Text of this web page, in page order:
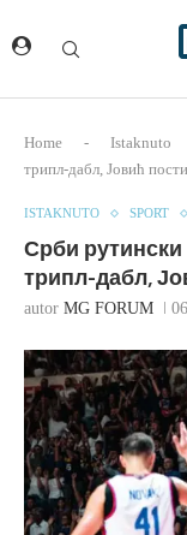
Home - Istaknuto
трипл-дабл, Јовић
ISTAKNUTO SPORT
Срби
трипл-дабл,
autor MG FORUM